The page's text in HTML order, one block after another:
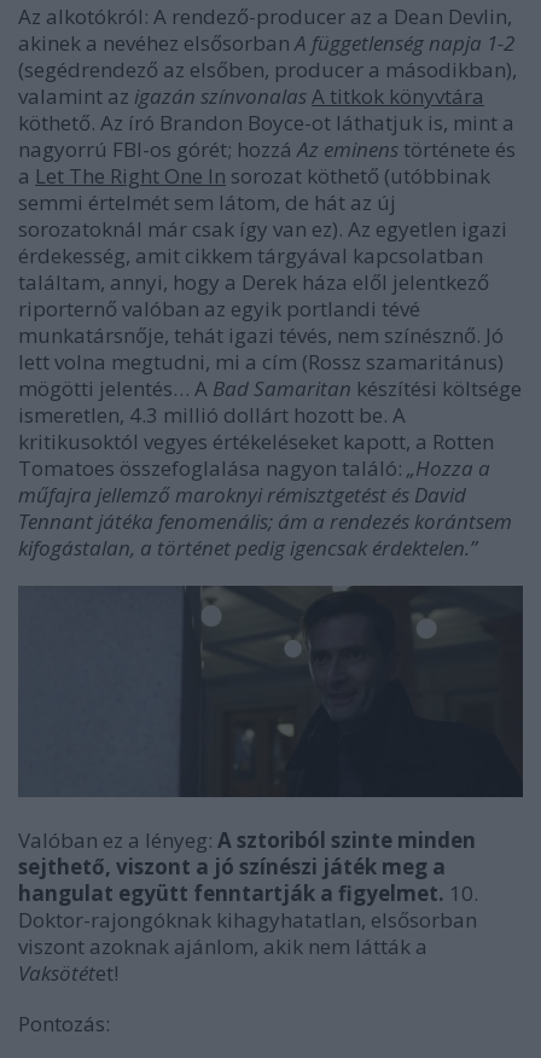
Az alkotókról: A rendező-producer az a Dean Devlin,
akinek a nevéhez elsősorban A függetlenség napja 1-2
(segédrendező az elsőben, producer a másodikban),
valamint az igazán színvonalas A titkok könyvtára
köthető. Az író Brandon Boyce-ot láthatjuk is, mint a
nagyorrú FBI-os górét; hozzá Az eminens története és
a Let The Right One In sorozat köthető (utóbbinak
semmi értelmét sem látom, de hát az új
sorozatoknál már csak így van ez). Az egyetlen igazi
érdekesség, amit cikkem tárgyával kapcsolatban
találtam, annyi, hogy a Derek háza elől jelentkező
riporternő valóban az egyik portlandi tévé
munkatársnője, tehát igazi tévés, nem színésznő. Jó
lett volna megtudni, mi a cím (Rossz szamaritánus)
mögötti jelentés… A Bad Samaritan készítési költsége
ismeretlen, 4.3 millió dollárt hozott be. A
kritikusoktól vegyes értékeléseket kapott, a Rotten
Tomatoes összefoglalása nagyon találó: „Hozza a
műfajra jellemző maroknyi rémisztgetést és David
Tennant játéka fenomenális; ám a rendezés korántsem
kifogástalan, a történet pedig igencsak érdektelen.”
Valóban ez a lényeg: A sztoriból szinte minden
sejthető, viszont a jó színészi játék meg a
hangulat együtt fenntartják a figyelmet. 10.
Doktor-rajongóknak kihagyhatatlan, elsősorban
viszont azoknak ajánlom, akik nem látták a
Vaksötétet!
Pontozás: